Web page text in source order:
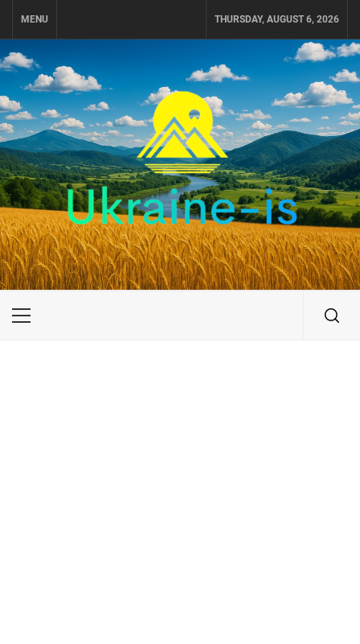
MENU THURSDAY, AUGUST 6, 2026
UKRAINE-IS
ПОДОРОЖI ПО УКРАЇНІ
Primary